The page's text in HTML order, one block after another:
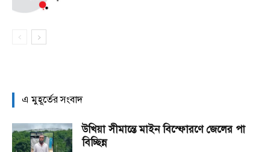
এ মুহূর্তের সংবাদ
উখিয়া সীমান্তে মাইন বিস্ফোরণে জেলের পা
বিচ্ছিন্ন